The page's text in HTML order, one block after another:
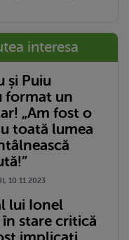
interesa
și Puiu
format un
„Am fost o
toată lumea
10.11.2023
lui Ionel
în stare critică